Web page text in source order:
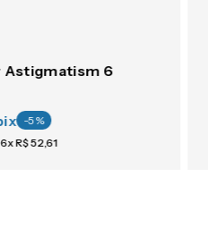
Astigmatism 6
-5%
6xR$52,61